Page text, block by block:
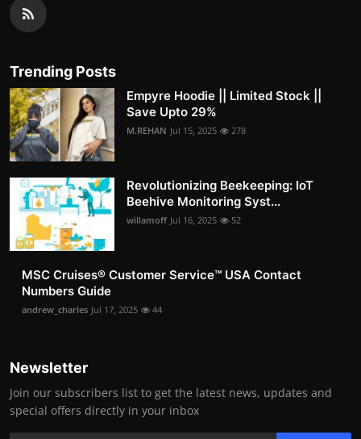
Trending Posts
Empyre Hoodie || Limited Stock ||
Save Upto 29%
M.REHAN Jul 15, 2025 278
Revolutionizing Beekeeping: IoT
Beehive Monitoring Syst...
willamoff Jul 16, 2025 52
MSC Cruises®️ Customer Service™️ USA Contact
Numbers Guide
andrew_charles Jul 17, 2025 44
Newsletter
Join our subscribers list to get the latest news, updates and
special offers directly in your inbox